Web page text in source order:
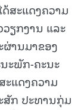
ສະແດງຄວາມ
ຽກງານ ແລະ
ານມາຂອງ
ະພັກ-ຄະນະ
ແດງຄວາມ
ສັກ ປະທານກຸ່ມ